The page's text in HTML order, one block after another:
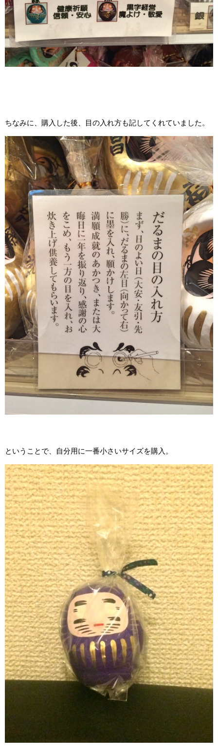
ちなみに、購入した後、目の入れ方も記してくれていました。
ということで、自分用に一番小さいサイズを購入。